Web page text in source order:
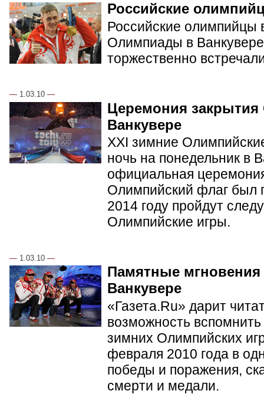
Российские
Российские олимпийцы
Олимпиады в
торжественно
— 1.03.10 —
Церемония
Ванкувере
XXI зимние
ночь на понедельник в
официальная
Олимпийский флаг был
2014 году пройдут
Олимпийские игры.
— 1.03.10 —
Памятные
Ванкувере
«Газета.Ru» дарит
возможность
зимних Олимпийских
февраля 2010 года в
победы и поражения,
смерти и медали.